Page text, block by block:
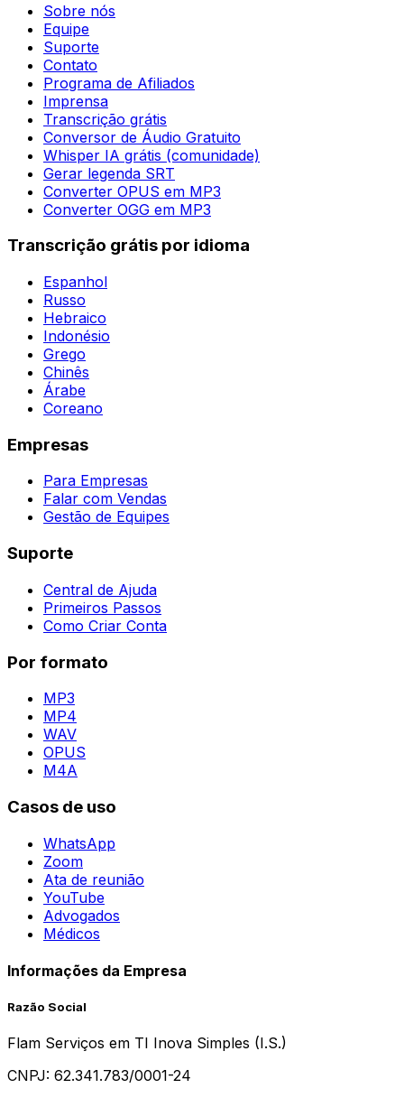
Sobre nós
Equipe
Suporte
Contato
Programa de Afiliados
Imprensa
Transcrição grátis
Conversor de Áudio Gratuito
Whisper IA grátis (comunidade)
Gerar legenda SRT
Converter OPUS em MP3
Converter OGG em MP3
Transcrição grátis por idioma
Espanhol
Russo
Hebraico
Indonésio
Grego
Chinês
Árabe
Coreano
Empresas
Para Empresas
Falar com Vendas
Gestão de Equipes
Suporte
Central de Ajuda
Primeiros Passos
Como Criar Conta
Por formato
MP3
MP4
WAV
OPUS
M4A
Casos de uso
WhatsApp
Zoom
Ata de reunião
YouTube
Advogados
Médicos
Informações da Empresa
Razão Social
Flam Serviços em TI Inova Simples (I.S.)
CNPJ: 62.341.783/0001-24